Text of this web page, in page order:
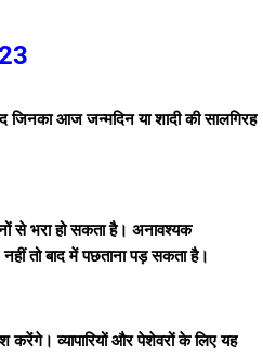
आज जन्मदिन या शादी की सालगिरह
से भरा हो सकता है। अनावश्यक
तो बाद में पछताना पड़ सकता है।
व्यापारियों और पेशेवरों के लिए यह